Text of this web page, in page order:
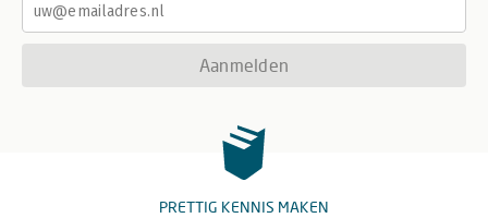
Aanmelden
PRETTIG KENNIS MAKEN